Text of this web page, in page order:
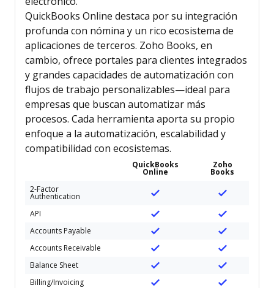
QuickBooks Online destaca por su integración
profunda con nómina y un rico ecosistema de
aplicaciones de terceros. Zoho Books, en
cambio, ofrece portales para clientes integrados
y grandes capacidades de automatización con
flujos de trabajo personalizables—ideal para
empresas que buscan automatizar más
procesos. Cada herramienta aporta su propio
enfoque a la automatización, escalabilidad y
compatibilidad con ecosistemas.
QuickBooks
Online
Zoho
Books
2-Factor
Authentication
API
Accounts Payable
Accounts Receivable
Balance Sheet
Billing/Invoicing